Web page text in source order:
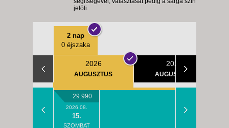
jelöli.
2 nap
0 éjszaka
2026
AUGUSZTUS
2027
AUGUSZTUS
29.990
2026.08.
15.
SZOMBAT